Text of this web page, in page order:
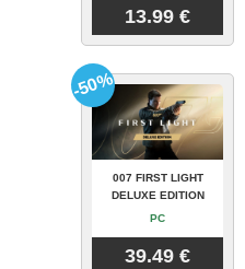
13.99 €
007 FIRST LIGHT
DELUXE EDITION
PC
39.49 €
-50%